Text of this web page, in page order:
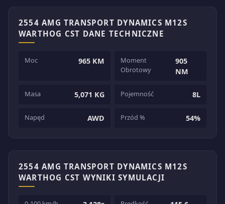
2554 AMG TRANSPORT DYNAMICS M12S
WARTHOG CST DANE TECHNICZNE
Moc 965 KM
Moment
Obrotowy
905
NM
Masa 5,071 KG Pojemność 8L
Napęd AWD Przód % 54%
2554 AMG TRANSPORT DYNAMICS M12S
WARTHOG CST WYNIKI SYMULACJI